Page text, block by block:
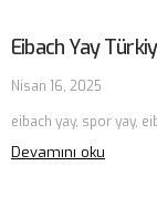
Eibach Yay
Nisan 16, 2025
eibach yay, spor yay,
Devamını oku